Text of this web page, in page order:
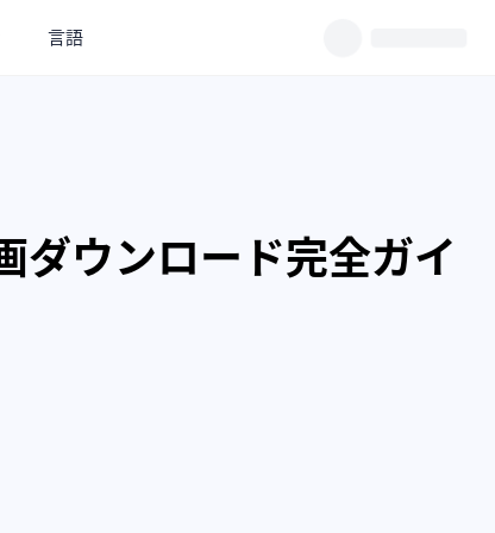
言語
ダウンロード完全ガイ